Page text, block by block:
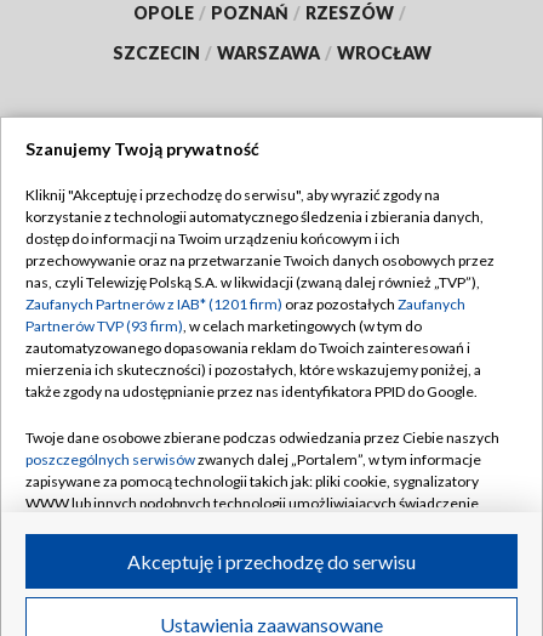
OPOLE / POZNAŃ / RZESZÓW /
SZCZECIN / WARSZAWA / WROCŁAW
TVP
Abonament TVP
Emisja w TVP
Centrum informacji TVP
Naziemna Telewizja Cyfrowa
Rada Programowa
System NOS
Informacje o nadawcy
Program dla prasy
Regulamin TVP
Polityka prywatności
Moje zgody
Pomoc
Kontakt
Kanały
©2026 Telewizja Polska S.A. w likwidacji
Szanujemy Twoją prywatność
Kliknij "Akceptuję i przechodzę do serwisu", aby wyrazić zgody na
korzystanie z technologii automatycznego śledzenia i zbierania danych,
dostęp do informacji na Twoim urządzeniu końcowym i ich
przechowywanie oraz na przetwarzanie Twoich danych osobowych przez
nas, czyli Telewizję Polską S.A. w likwidacji (zwaną dalej również „TVP”),
Zaufanych Partnerów z IAB* (1201 firm) oraz pozostałych Zaufanych
Partnerów TVP (93 firm), w celach marketingowych (w tym do
zautomatyzowanego dopasowania reklam do Twoich zainteresowań i
mierzenia ich skuteczności) i pozostałych, które wskazujemy poniżej, a
także zgody na udostępnianie przez nas identyfikatora PPID do Google.
Twoje dane osobowe zbierane podczas odwiedzania przez Ciebie naszych
poszczególnych serwisówzwanych dalej „Portalem”, w tym informacje
zapisywane za pomocą technologii takich jak: pliki cookie, sygnalizatory
WWW lub innych podobnych technologii umożliwiających świadczenie
ruchu w Internecie.
Twoje dane osobowe zbierane podczas odwiedzania przez Ciebie
Ustawienia zaawansowane
Akceptuję i przechodzę do serwisu